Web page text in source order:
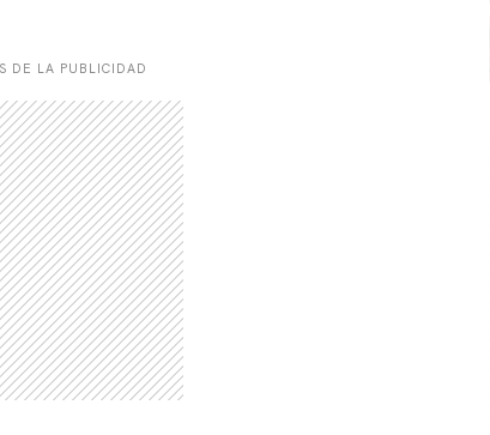
DE LA PUBLICIDAD